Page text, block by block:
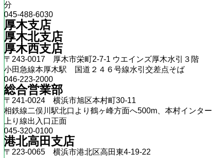
分
045-488-6030
厚木支店
厚木北支店
厚木西支店
〒243-0017 厚木市栄町2-7-1 ウエインズ厚木水引３階
小田急線本厚木駅 国道２４６号線水引交差点そば
046-223-2000
総合営業部
〒241-0024 横浜市旭区本村町30-11
相鉄線二俣川駅北口より鶴ヶ峰方面へ500m、本村インター
上り線出入口正面
045-320-0100
港北高田支店
〒223-0065 横浜市港北区高田東4-19-22